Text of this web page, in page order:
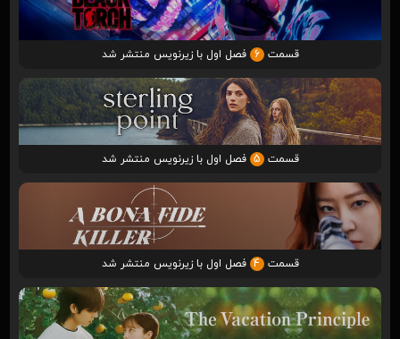
قسمت 6 فصل اول با زیرنویس منتشر شد
قسمت 5 فصل اول با زیرنویس منتشر شد
قسمت 4 فصل اول با زیرنویس منتشر شد